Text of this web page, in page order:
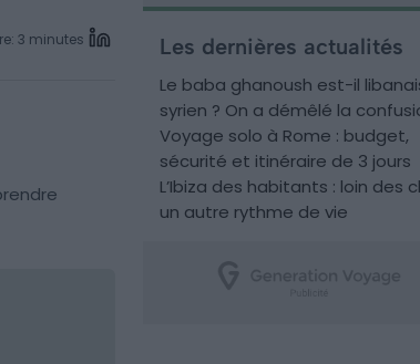
3 minutes Les dernières actualités
Le baba ghanoush est-il
syrien ? On a démêlé la
Voyage solo à Rome : budget,
sécurité et itinéraire de 3 jours
L’Ibiza des habitants : loin des
un autre rythme de vie